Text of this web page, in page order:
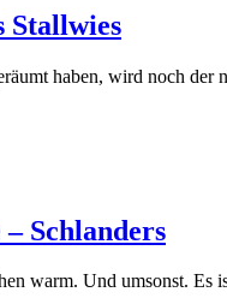
Stallwies
haben, wird noch
Schlanders
warm. Und umsonst.